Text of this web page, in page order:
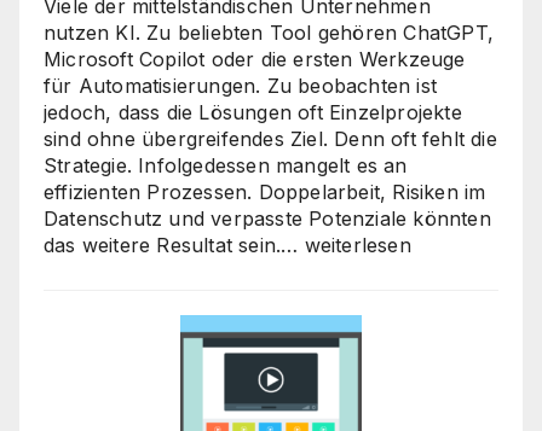
Viele der mittelständischen Unternehmen
nutzen KI. Zu beliebten Tool gehören ChatGPT,
Microsoft Copilot oder die ersten Werkzeuge
für Automatisierungen. Zu beobachten ist
jedoch, dass die Lösungen oft Einzelprojekte
sind ohne übergreifendes Ziel. Denn oft fehlt die
Strategie. Infolgedessen mangelt es an
effizienten Prozessen. Doppelarbeit, Risiken im
Datenschutz und verpasste Potenziale könnten
das weitere Resultat sein.… KI-
Mittelstand:
jetzt
weiterlesen